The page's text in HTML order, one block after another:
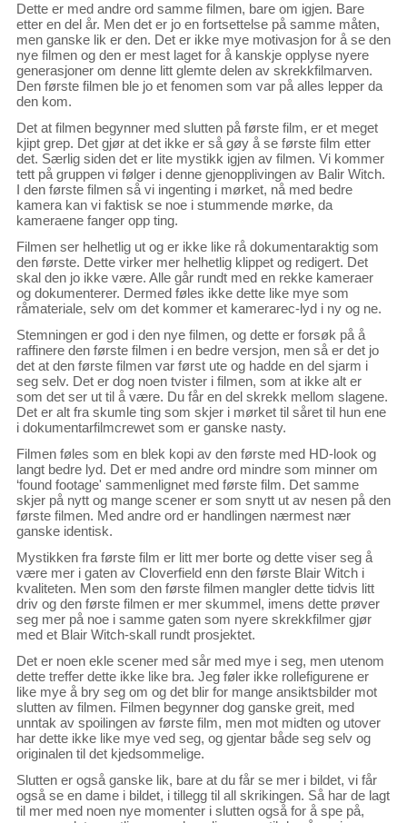
Dette er med andre ord samme filmen, bare om igjen. Bare
etter en del år. Men det er jo en fortsettelse på samme måten,
men ganske lik er den. Det er ikke mye motivasjon for å se den
nye filmen og den er mest laget for å kanskje opplyse nyere
generasjoner om denne litt glemte delen av skrekkfilmarven.
Den første filmen ble jo et fenomen som var på alles lepper da
den kom.
Det at filmen begynner med slutten på første film, er et meget
kjipt grep. Det gjør at det ikke er så gøy å se første film etter
det. Særlig siden det er lite mystikk igjen av filmen. Vi kommer
tett på gruppen vi følger i denne gjenopplivingen av Balir Witch.
I den første filmen så vi ingenting i mørket, nå med bedre
kamera kan vi faktisk se noe i stummende mørke, da
kameraene fanger opp ting.
Filmen ser helhetlig ut og er ikke like rå dokumentaraktig som
den første. Dette virker mer helhetlig klippet og redigert. Det
skal den jo ikke være. Alle går rundt med en rekke kameraer
og dokumenterer. Dermed føles ikke dette like mye som
råmateriale, selv om det kommer et kamerarec-lyd i ny og ne.
Stemningen er god i den nye filmen, og dette er forsøk på å
raffinere den første filmen i en bedre versjon, men så er det jo
det at den første filmen var først ute og hadde en del sjarm i
seg selv. Det er dog noen tvister i filmen, som at ikke alt er
som det ser ut til å være. Du får en del skrekk mellom slagene.
Det er alt fra skumle ting som skjer i mørket til såret til hun ene
i dokumentarfilmcrewet som er ganske nasty.
Filmen føles som en blek kopi av den første med HD-look og
langt bedre lyd. Det er med andre ord mindre som minner om
‘found footage' sammenlignet med første film. Det samme
skjer på nytt og mange scener er som snytt ut av nesen på den
første filmen. Med andre ord er handlingen nærmest nær
ganske identisk.
Mystikken fra første film er litt mer borte og dette viser seg å
være mer i gaten av Cloverfield enn den første Blair Witch i
kvaliteten. Men som den første filmen mangler dette tidvis litt
driv og den første filmen er mer skummel, imens dette prøver
seg mer på noe i samme gaten som nyere skrekkfilmer gjør
med et Blair Witch-skall rundt prosjektet.
Det er noen ekle scener med sår med mye i seg, men utenom
dette treffer dette ikke like bra. Jeg føler ikke rollefigurene er
like mye å bry seg om og det blir for mange ansiktsbilder mot
slutten av filmen. Filmen begynner dog ganske greit, med
unntak av spoilingen av første film, men mot midten og utover
har dette ikke like mye ved seg, og gjentar både seg selv og
originalen til det kjedsommelige.
Slutten er også ganske lik, bare at du får se mer i bildet, vi får
også se en dame i bildet, i tillegg til all skrikingen. Så har de lagt
til mer med noen nye momenter i slutten også for å spe på,